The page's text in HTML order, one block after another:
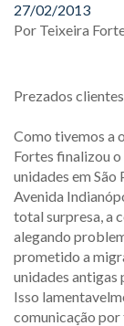
27/02/2013
Por Teixeira
Prezados
Como tivemos a
Fortes finalizou o
unidades em São
Avenida
total surpresa, a
alegando
prometido a
unidades antigas
Isso
comunicação